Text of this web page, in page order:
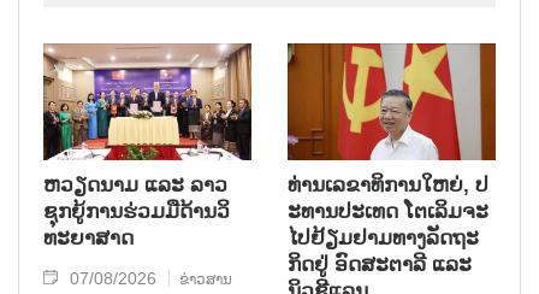
ຫວຽດ​ນາມ ແລະ ລາວ​
ຊຸກ​ຍູ້​ການ​ຮ່ວມ​ມື​ດ້ານວ​ິ​
ທະ​ຍາ​ສາດ
07/08/2026 ຂ່າວສານ
ທ່ານ​ເລ​ຂາ​ທິ​ການ​ໃຫຍ່, ປ​
ະ​ທານ​ປະ​ເທດ ໂຕ​ເລິມ​ຈະ​
ໄປ​ຢ້ຽມ​ຢາມ​ທາງ​ລັດ​ຖະ​
ກິດ​ຢູ່ ອົດ​ສະ​ຕາ​ລີ ແລະ